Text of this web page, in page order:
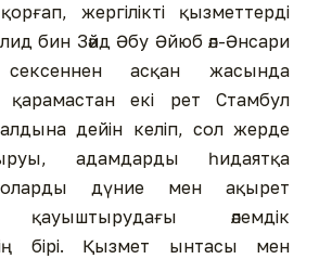
жергілікті қызметтерді
бин Зәйд Әбу Әйюб әл-Әнсари
сексеннен асқан жасында
қарамастан екі рет Стамбул
дейін келіп, сол жерде
адамдарды һидаятқа
дүние мен ақырет
әлемдік
бірі. Қызмет ынтасы мен